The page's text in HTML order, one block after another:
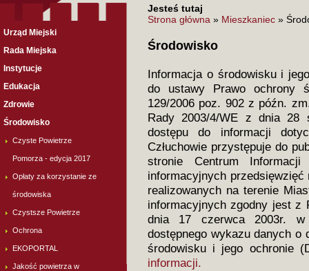
Urząd Miejski
Rada Miejska
Instytucje
Edukacja
Zdrowie
Środowisko
Czyste Powietrze
Pomorza - edycja 2017
Opłaty za korzystanie ze
środowiska
Czystsze Powietrze
Ochrona
EKOPORTAL
Jakość powietrza w
Jesteś tutaj
Strona główna » Mieszkaniec »
Środowisko
Informacja o środowisku i
do ustawy Prawo ochrony
129/2006 poz. 902 z późn.
Rady 2003/4/WE z dnia 28
dostępu do informacji
Człuchowie przystępuje do
stronie Centrum
informacyjnych przedsięwzięć
realizowanych na terenie
informacyjnych zgodny jest z
dnia 17 czerwca 2003r. w
dostępnego wykazu danych o
środowisku i jego ochronie
informacji.